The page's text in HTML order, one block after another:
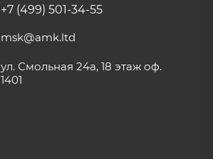
+7 (499) 501-34-55
msk@amk.ltd
ул. Смольная 24а, 18 этаж оф.
1401